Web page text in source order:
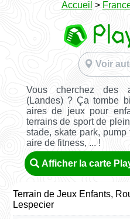
Accueil >
Voir
Vous cherchez
(Landes) ? Ça tombe
aires de jeux pour
terrains de sport de
stade, skate park,
aire de fitness, ... !
Afficher la carte
Terrain de Jeux Enfants,
Lespecier